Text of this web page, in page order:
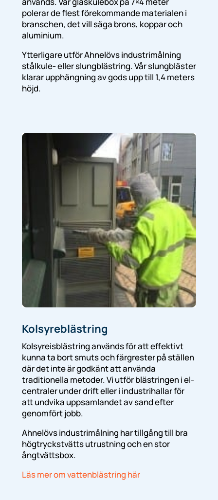
polerar de flest förekommande materialen i
branschen, det vill säga brons, koppar och
aluminium.
Ytterligare utför Ahnelövs industrimålning
stålkule- eller slungblästring. Vår slungbläster
klarar upphängning av gods upp till 1,4 meters
höjd.
Kolsyreblästring
Kolsyreisblästring används för att effektivt
kunna ta bort smuts och färgrester på ställen
där det inte är godkänt att använda
traditionella metoder. Vi utför blästringen i el-
centraler under drift eller i industrihallar för
att undvika uppsamlandet av sand efter
genomfört jobb.
Ahnelövs industrimålning har tillgång till bra
högtryckstvätts utrustning och en stor
ångtvättsbox.
Läs mer om vattenblästring här